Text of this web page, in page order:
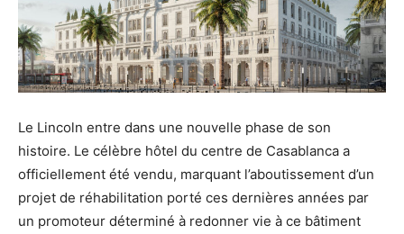
Le Lincoln entre dans une nouvelle phase de son
histoire. Le célèbre hôtel du centre de Casablanca a
officiellement été vendu, marquant l’aboutissement d’un
projet de réhabilitation porté ces dernières années par
un promoteur déterminé à redonner vie à ce bâtiment